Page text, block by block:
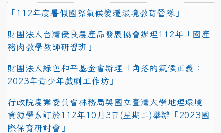
「112年度暑假國際氣候變遷環境教育營隊」
財團法人台灣優良農產品發展協會辦理112年「國產
豬肉教學教師研習班」
財團法人綠色和平基金會辦理「角落的氣候正義：
2023年青少年戲劇工作坊」
行政院農業委員會林務局與國立臺灣大學地理環境
資源學系訂於112年10月3日(星期二)舉辦「2023國
際保育研討會」